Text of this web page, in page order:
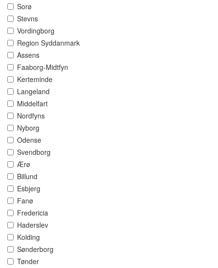
Sorø
Stevns
Vordingborg
Region Syddanmark
Assens
Faaborg-Midtfyn
Kerteminde
Langeland
Middelfart
Nordfyns
Nyborg
Odense
Svendborg
Ærø
Billund
Esbjerg
Fanø
Fredericia
Haderslev
Kolding
Sønderborg
Tønder